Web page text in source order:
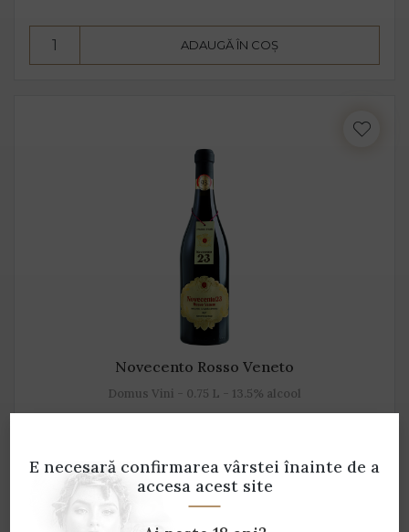
ADAUGĂ ÎN COȘ
Novecento Rosso Veneto
Domus Vini - 0.75 L - 13.5% alcool
ADAUGĂ ÎN COȘ
E necesară confirmarea vârstei înainte de a
accesa acest site